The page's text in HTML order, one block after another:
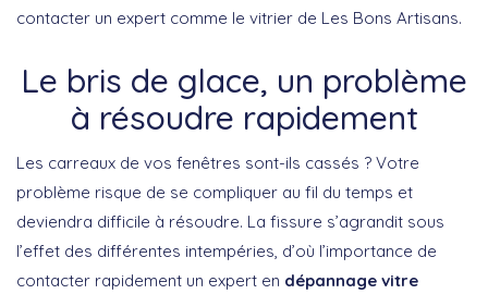
contacter un expert comme le vitrier de Les Bons Artisans.
Le bris de glace, un problème
à résoudre rapidement
Les carreaux de vos fenêtres sont-ils cassés ? Votre
problème risque de se compliquer au fil du temps et
deviendra difficile à résoudre. La fissure s’agrandit sous
l’effet des différentes intempéries, d’où l’importance de
contacter rapidement un expert en dépannage vitre